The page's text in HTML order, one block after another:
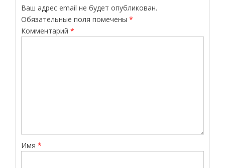
Ваш адрес email не будет опубликован.
Обязательные поля помечены*
Комментарий*
Имя*